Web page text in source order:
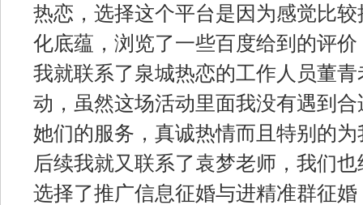
热恋，选择这个平台是因为感觉比
化底蕴，浏览了一些百度给到的评
我就联系了泉城热恋的工作人员董
动，虽然这场活动里面我没有遇到
她们的服务，真诚热情而且特别的
后续我就又联系了袁梦老师，我们
选择了推广信息征婚与进精准群征